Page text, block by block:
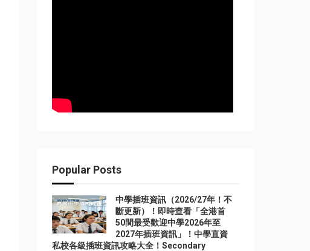
Popular Posts
中學插班資訊（2026/27年！不
斷更新）！即時查看「全港首
50間最受歡迎中學2026年至
2027年插班資訊」！中學直資
私校各級插班資訊攻略大全！Secondary